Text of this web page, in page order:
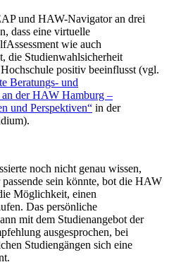
und HAW-Navigator an drei
dass eine virtuelle
wie auch
die Studienwahlsicherheit
positiv beeinflusst (vgl.
Beratungs- und
an der HAW Hamburg –
und Perspektiven“ in der
noch nicht genau wissen,
sein könnte, bot die HAW
Möglichkeit, einen
Das persönliche
mit dem Studienangebot der
ausgesprochen, bei
Studiengängen sich eine